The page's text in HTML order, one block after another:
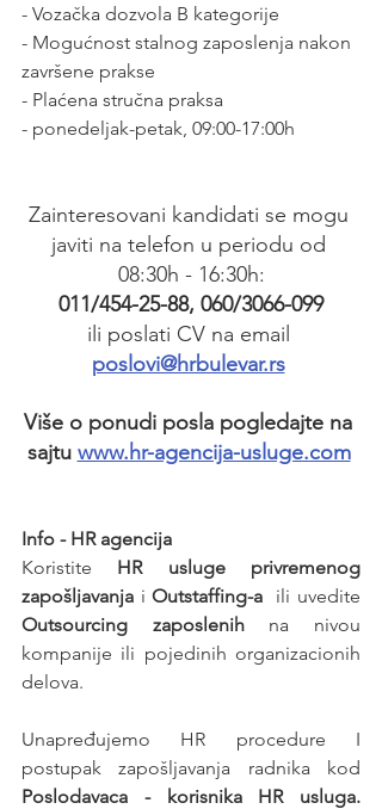
- Vozačka dozvola B kategorije
- Mogućnost stalnog zaposlenja nakon
završene prakse
- Plaćena stručna praksa
- ponedeljak-petak, 09:00-17:00h
Zainteresovani kandidati se mogu
javiti na telefon u periodu od
08:30h - 16:30h:
011/454-25-88, 060/3066-099
ili poslati CV na email
poslovi@hrbulevar.rs
Više o ponudi posla pogledajte na
sajtu www.hr-agencija-usluge.com
Info - HR agencija
Koristite HR usluge privremenog
zapošljavanja i Outstaffing-a
Outsourcing zaposlenih na nivou
kompanije ili pojedinih organizacionih
delova.
Unapređujemo HR procedure I